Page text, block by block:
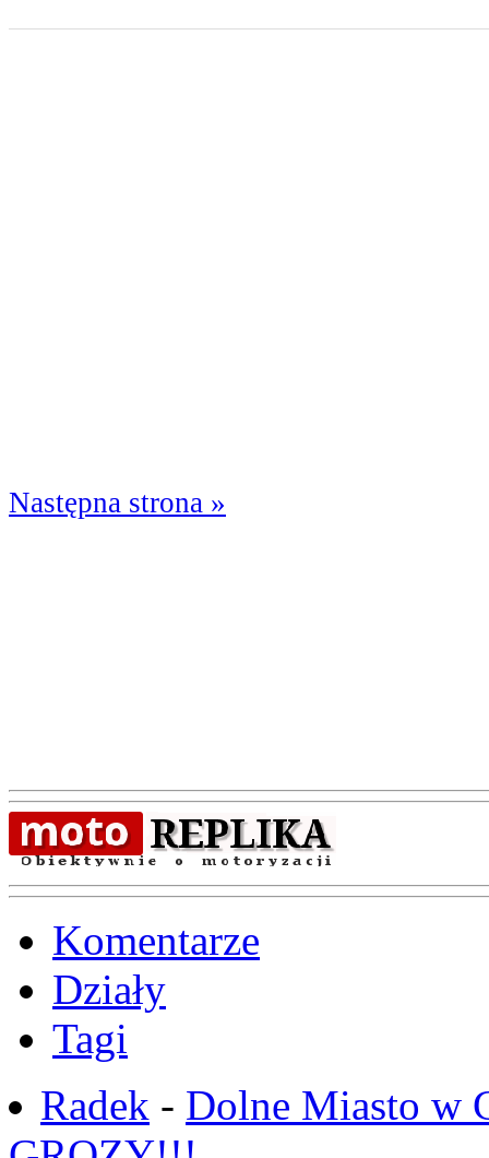
Następna strona »
Komentarze
Działy
Tagi
Radek - Dolne Miasto w